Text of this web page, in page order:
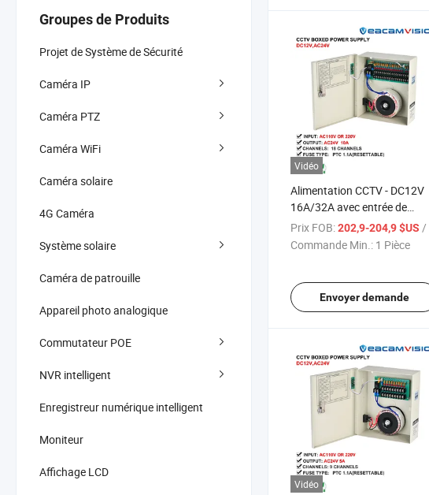
Groupes de Produits
Projet de Système de Sécurité
Caméra IP
Caméra PTZ
Caméra WiFi
Caméra solaire
4G Caméra
Système solaire
Caméra de patrouille
Appareil photo analogique
Commutateur POE
NVR intelligent
Enregistreur numérique intelligent
Moniteur
Affichage LCD
Vidéo
Alimentation CCTV - DC12V
16A/32A avec entrée de
tension large caméra de
sécurité CCTV Hikvision
Prix FOB:202,9-204,9 $US / Pièce
Commande Min.: 1 Pièce
Envoyer demande
Vidéo